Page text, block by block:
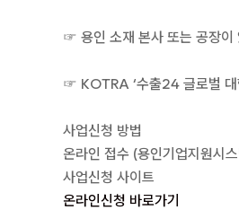
☞ 용인 소재 본사 또는 공장이
☞ KOTRA ‘수출24 글로벌 대
사업신청 방법
온라인 접수 (용인기업지원시
사업신청 사이트
온라인신청 바로가기